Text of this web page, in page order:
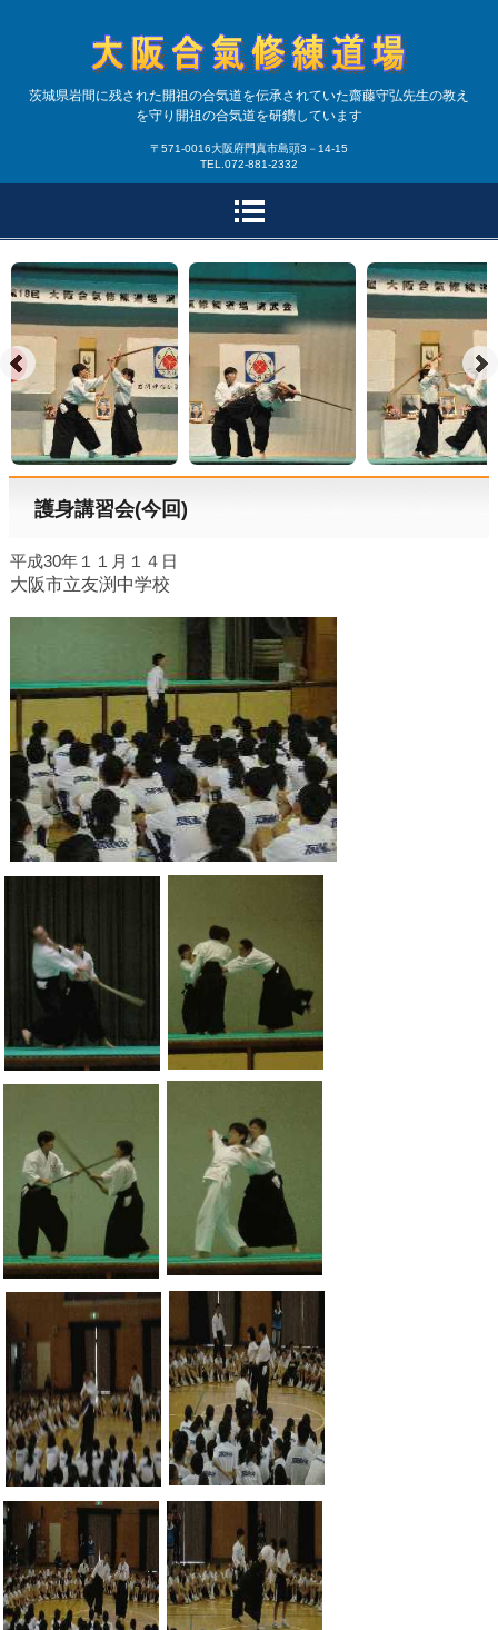
合気道大阪合氣修練道場|
大阪・兵庫で開祖の合気
道を研鑽
茨城県岩間に残された開祖の合気道を伝承されていた齋藤守弘先生の教え
を守り開祖の合気道を研鑽しています
〒571-0016大阪府門真市島頭3－14-15
TEL.072-881-2332
護身講習会(今回)
平成30年１１月１４日
大阪市立友渕中学校